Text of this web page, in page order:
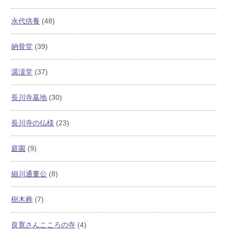
永代供養 (48)
納骨堂 (39)
潺湲堂 (37)
長川寺墓地 (30)
長川寺の仏様 (23)
庭園 (9)
細川通董公 (8)
樹木葬 (7)
良寛さんこころの寺 (4)